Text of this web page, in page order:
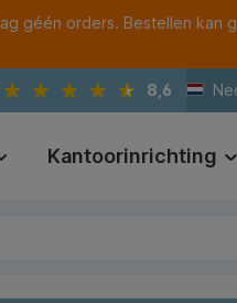
géén orders. Bestellen kan
8,6
Kantoorinrichting